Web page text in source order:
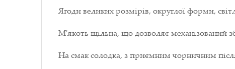
Ягоди великих розмірів, округлої форми,
М'якоть щільна, що дозволяє механізований
На смак солодка, з приємним чорничним